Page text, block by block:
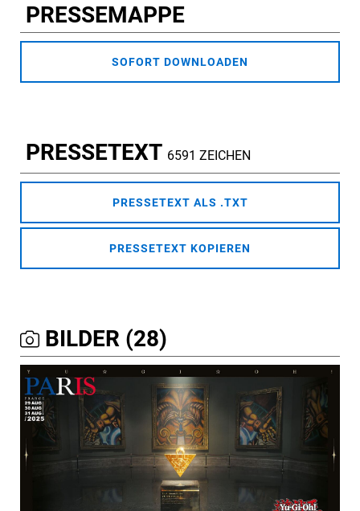
PRESSEMAPPE
SOFORT DOWNLOADEN
PRESSETEXT 6591 ZEICHEN
PRESSETEXT ALS .TXT
PRESSETEXT KOPIEREN
BILDER (28)